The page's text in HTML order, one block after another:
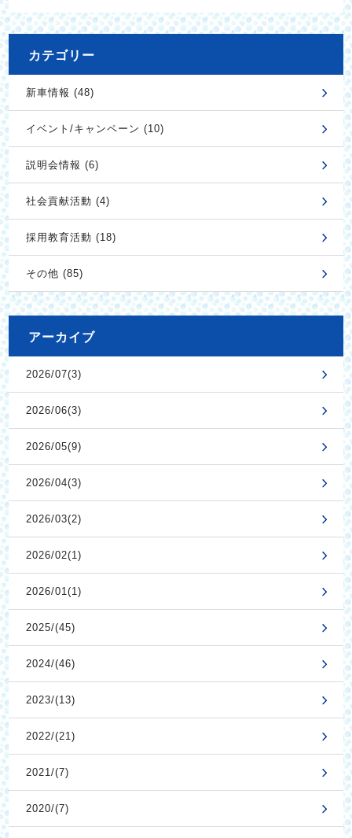
カテゴリー
新車情報 (48)
イベント/キャンペーン (10)
説明会情報 (6)
社会貢献活動 (4)
採用教育活動 (18)
その他 (85)
アーカイブ
2026/07(3)
2026/06(3)
2026/05(9)
2026/04(3)
2026/03(2)
2026/02(1)
2026/01(1)
2025/(45)
2024/(46)
2023/(13)
2022/(21)
2021/(7)
2020/(7)